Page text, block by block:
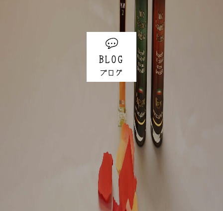
BLOG
ブログ